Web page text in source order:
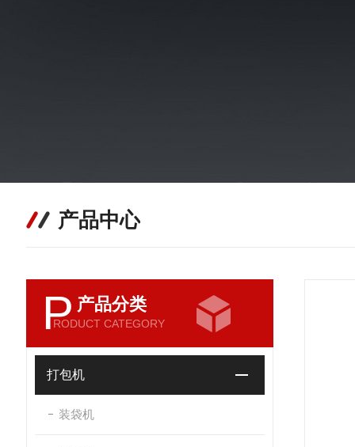
产品中心
P 产品分类
RODUCT CATEGORY
打包机
装袋机